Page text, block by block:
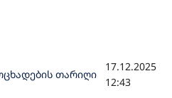
თარიღი
17.12.2025
12:43